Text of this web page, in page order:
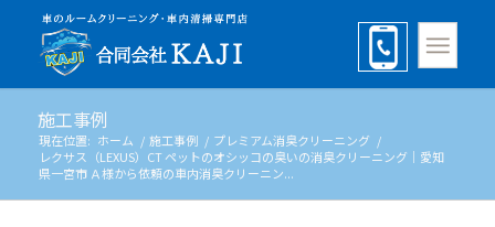
施工事例
現在位置: ホーム / 施工事例 / プレミアム消臭クリーニング /
レクサス（LEXUS）CT ペットのオシッコの臭いの消臭クリーニング｜愛知
県一宮市 Ａ様から依頼の車内消臭クリーニン...